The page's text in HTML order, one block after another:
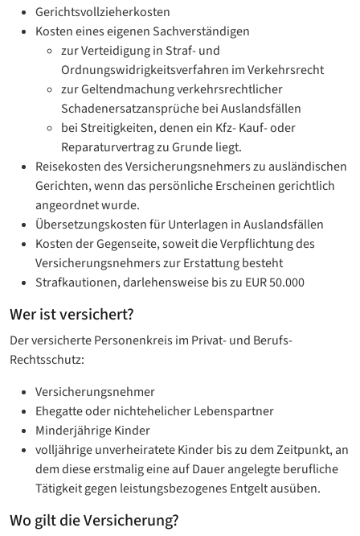
Gerichtsvollzieherkosten
Kosten eines eigenen Sachverständigen
zur Verteidigung in Straf- und
Ordnungswidrigkeitsverfahren im Verkehrsrecht
zur Geltendmachung verkehrsrechtlicher
Schadenersatzansprüche bei Auslandsfällen
bei Streitigkeiten, denen ein Kfz- Kauf- oder
Reparaturvertrag zu Grunde liegt.
Reisekosten des Versicherungsnehmers zu ausländischen
Gerichten, wenn das persönliche Erscheinen gerichtlich
angeordnet wurde.
Übersetzungskosten für Unterlagen in Auslandsfällen
Kosten der Gegenseite, soweit die Verpflichtung des
Versicherungsnehmers zur Erstattung besteht
Strafkautionen, darlehensweise bis zu EUR 50.000
Wer ist versichert?
Der versicherte Personenkreis im Privat- und Berufs-
Rechtsschutz:
Versicherungsnehmer
Ehegatte oder nichtehelicher Lebenspartner
Minderjährige Kinder
volljährige unverheiratete Kinder bis zu dem Zeitpunkt, an
dem diese erstmalig eine auf Dauer angelegte berufliche
Tätigkeit gegen leistungsbezogenes Entgelt ausüben.
Wo gilt die Versicherung?